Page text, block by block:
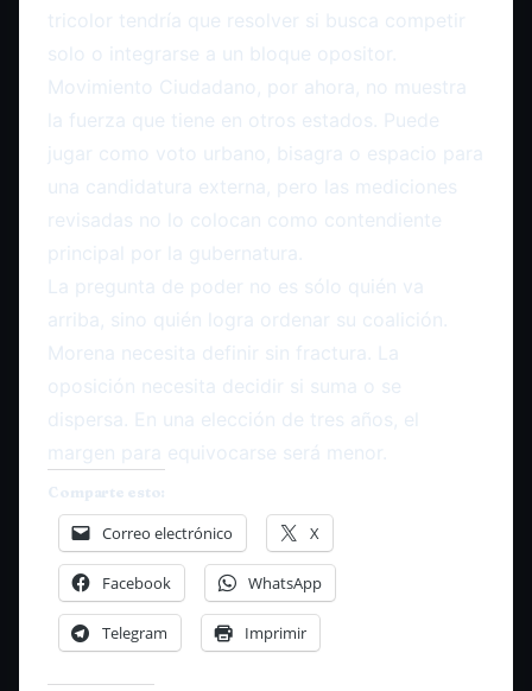
tricolor tendría que resolver si busca competir
solo o integrarse a un bloque opositor.
Movimiento Ciudadano, por ahora, no muestra
la fuerza que tiene en otros estados. Puede
jugar como voto urbano, bisagra o espacio para
una candidatura externa, pero las mediciones
revisadas no lo colocan como contendiente
principal por la gubernatura.
La pregunta de poder no es sólo quién va
arriba, sino quién logra ordenar su coalición.
Morena necesita definir sin fractura. La
oposición necesita decidir si suma o se
dispersa. En una elección de tres años, el
margen para equivocarse será menor.
Comparte esto:
Correo electrónico X
Facebook WhatsApp
Telegram Imprimir